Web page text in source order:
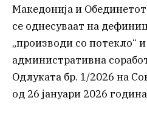
Македонија и
се однесуваат на
„производи со потекло“
административна
Одлуката бр. 1/2026 на
од 26 јануари 2026